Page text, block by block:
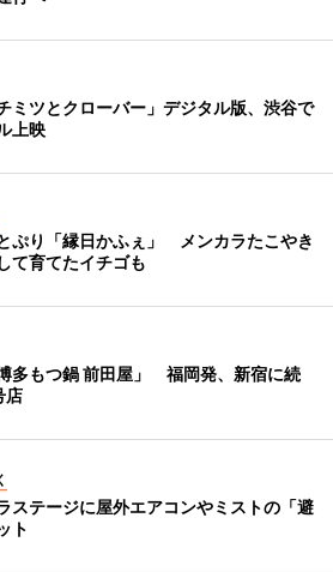
ミツとクローバー」デジタル版、渋谷で
上映
ぷり「縁日かふぇ」 メンカラたこやき
て育てたイチゴも
多もつ鍋 前田屋」 福岡発、新宿に続
店
ステージに屋外エアコンやミストの「避
ト